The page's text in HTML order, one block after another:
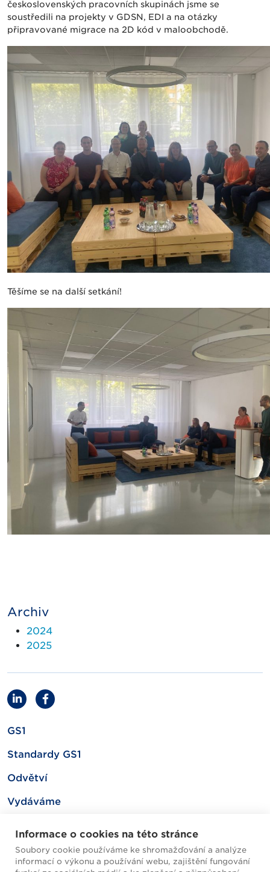
československých pracovních skupinách jsme se
soustředili na projekty v GDSN, EDI a na otázky
připravované migrace na 2D kód v maloobchodě.
Těšíme se na další setkání!
Archiv
2024
2025
GS1
Standardy GS1
Odvětví
Vydáváme
Informace o cookies na této stránce
Soubory cookie používáme ke shromažďování a analýze
informací o výkonu a používání webu, zajištění fungování